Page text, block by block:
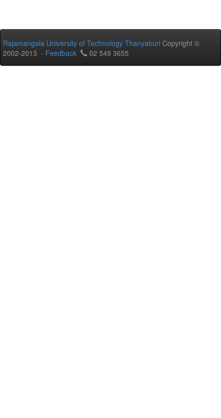
Rajamangala University of Technology Thanyaburi Copyright ©
2002-2013 - Feedback 02 549 3655